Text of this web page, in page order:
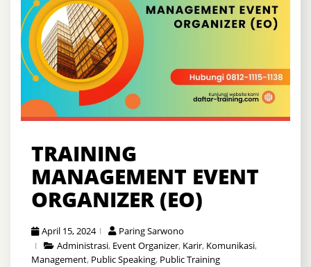
TRAINING
MANAGEMENT EVENT
ORGANIZER (EO)
April 15, 2024
Paring Sarwono
Administrasi, Event Organizer, Karir, Komunikasi,
Management, Public Speaking, Public Training